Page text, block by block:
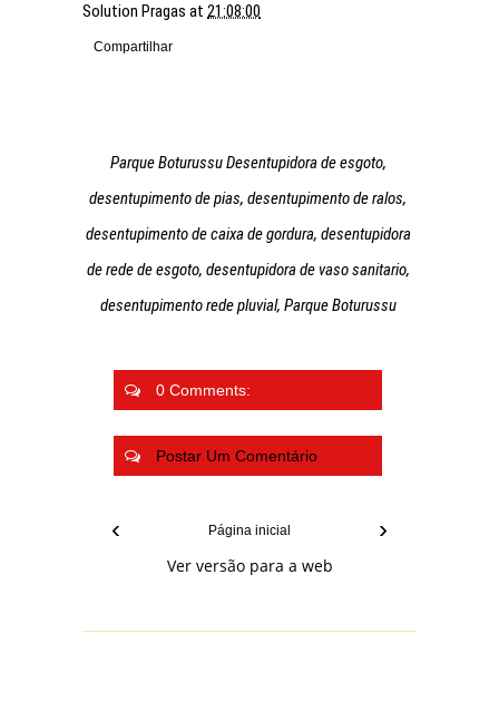
Solution Pragas at 21:08:00
Compartilhar
Parque Boturussu Desentupidora de esgoto,
desentupimento de pias, desentupimento de ralos,
desentupimento de caixa de gordura, desentupidora
de rede de esgoto, desentupidora de vaso sanitario,
desentupimento rede pluvial, Parque Boturussu
0 Comments:
Postar Um Comentário
‹ ›
Página inicial
Ver versão para a web